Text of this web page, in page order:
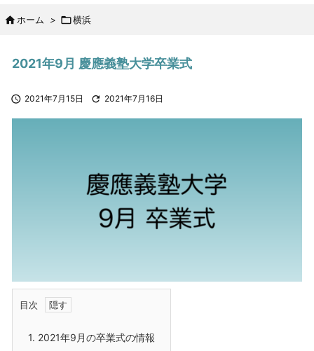
 ホーム > 横浜
2021年9月 慶應義塾大学卒業式
 2021年7月15日  2021年7月16日
目次
1. 2021年9月の卒業式の情報